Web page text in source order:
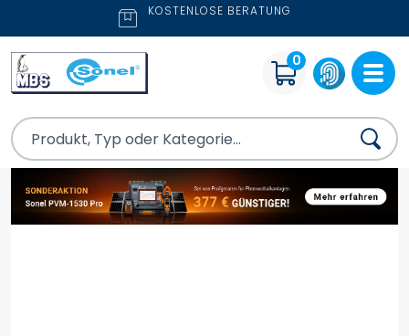
KOSTENLOSE BERATUNG
0